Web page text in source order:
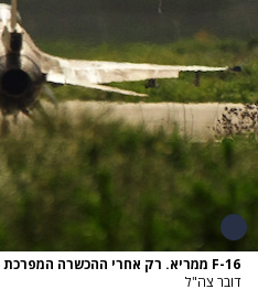
F-16 ממריא. רק אחרי ההכשרה המפרכת אפשר לקרוא לעצמך פקח
דובר צה"ל